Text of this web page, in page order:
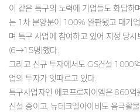
이 같은 특구의 노력에 기업들도 화답하
는 1차 분양분이 100% 완판됐고 대기
며 특구 사업에 참여하고 있어 지정 당
(6→15명)했다.
그리고 신규 투자에서도 GS건설 1000
업의 투자가 잇따르고 있다.
특구사업자인 에코프로지이엠은 860억
신설 중이고, 뉴테크엘아이비도 음극활